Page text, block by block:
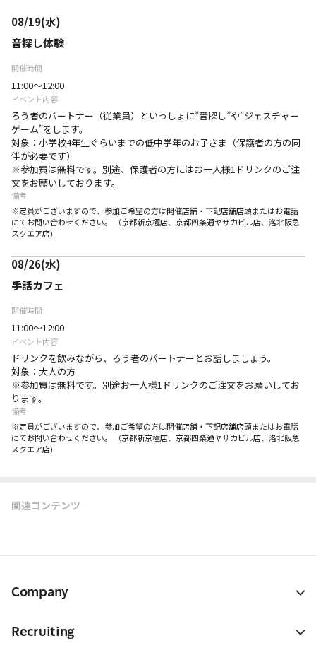
08/19(水)
音探し体験
開催時間
11:00～12:00
イベント内容
ろう者のパートナー（従業員）といっしょに”音探し”や”ジェスチャー
ゲーム”をします。
対象：小学校4年生ぐらいまでの低中学年のお子さま（保護者の方の同
伴が必要です）
※参加費は無料です。別途、保護者の方にはお一人様1ドリンクのご注
文をお願いしております。
備考
※定員がございますので、参加ご希望の方は開催店舗・下記店舗店頭またはお電話
にてお問い合わせください。 （京都新京極店、京都四条通ヤサカビル店、洛北阪急
スクエア店)
08/26(水)
手話カフェ
開催時間
11:00～12:00
イベント内容
ドリンクを飲みながら、ろう者のパートナーとお話しましょう。
対象：大人の方
※参加費は無料です。別途お一人様1ドリンクのご注文をお願いしてお
ります。
備考
※定員がございますので、参加ご希望の方は開催店舗・下記店舗店頭またはお電話
にてお問い合わせください。 （京都新京極店、京都四条通ヤサカビル店、洛北阪急
スクエア店)
関連コンテンツ
Company
Recruiting